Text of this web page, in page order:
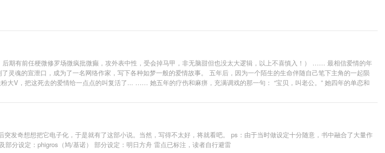
期有前任梗微修罗场微疯批微癫，攻外表中性，受会掉马甲，非无脑甜但也没太大逻辑，以上不喜慎入！） …… 最相信爱情的年
灵魂的宣泄口，成为了一名网络作家，写下各种如梦一般的爱情故事。 五年后，因为一个陌生的生命伴随自己笔下主角的一起陨
大V，把这死去的爱情给一点点的叫复活了... …… 她五年的疗伤和麻痹，充满调戏的那一句： “宝贝，叫老公。” 她四年的单恋和
吻了，她们在一起了，可不该出现的人却突然出现了... · 在这个看脸的时代，如果不看脸，你还会爱上她么？
发奇想想把它电子化，于是就有了这部小说。当然，写得不太好，将就看吧。 ps：由于当时做设定十分随意，书中融合了大量作
分设定：phigros（鸠/基诺） 部分设定：明日方舟 雷点已标注，读者自行避雷